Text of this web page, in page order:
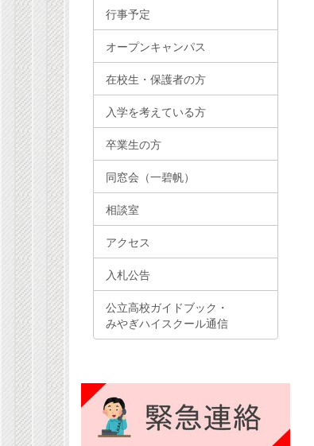
行事予定
オープンキャンパス
在校生・保護者の方
入学を考えている方
卒業生の方
同窓会（一碧帆）
相談室
アクセス
入札公告
公立高校ガイドブック・
みやぎハイスクール通信